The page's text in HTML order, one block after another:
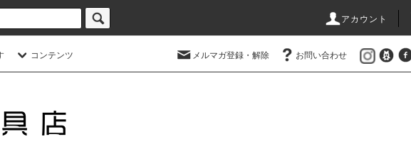
アカウント
コンテンツ メルマガ登録・解除 お問い合わせ